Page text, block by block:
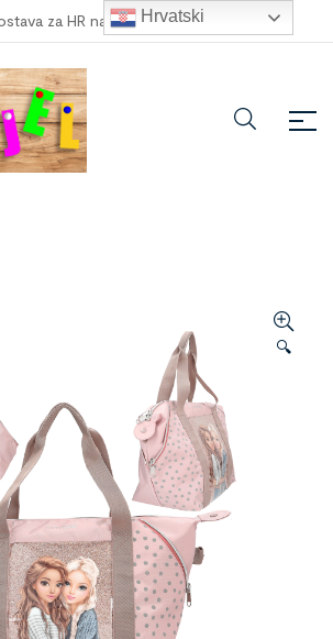
za HR narudžbe veće od 100,00 €
🔍
Hrvatski